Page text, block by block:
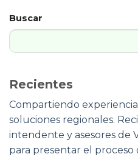
Buscar
Recientes
Compartiendo
soluciones regionales.
intendente y asesores de
para presentar el proceso